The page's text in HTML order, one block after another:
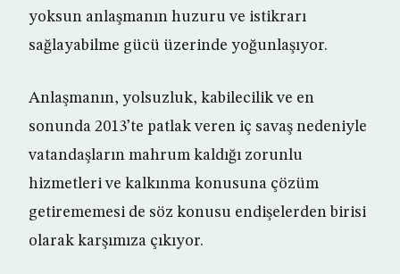
yoksun anlaşmanın huzuru ve istikrarı
sağlayabilme gücü üzerinde yoğunlaşıyor.
Anlaşmanın, yolsuzluk, kabilecilik ve en
sonunda 2013’te patlak veren iç savaş nedeniyle
vatandaşların mahrum kaldığı zorunlu
hizmetleri ve kalkınma konusuna çözüm
getirememesi de söz konusu endişelerden birisi
olarak karşımıza çıkıyor.